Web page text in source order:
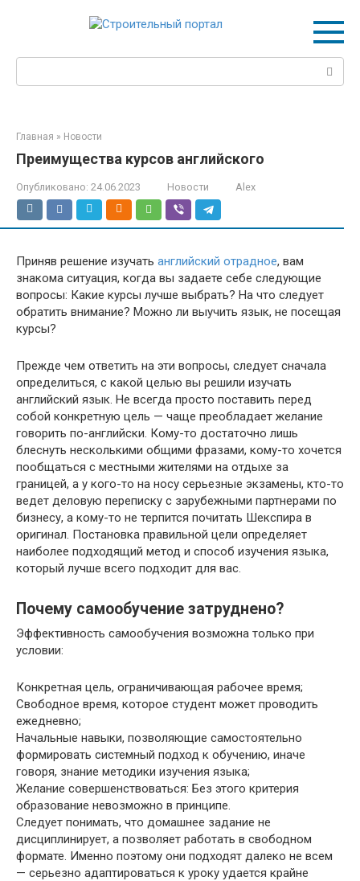
Поиск:
Главная » Новости
Преимущества курсов английского
Опубликовано: 24.06.2023 Новости Alex
Приняв решение изучать английский отрадное, вам
знакома ситуация, когда вы задаете себе следующие
вопросы: Какие курсы лучше выбрать? На что следует
обратить внимание? Можно ли выучить язык, не посещая
курсы?
Прежде чем ответить на эти вопросы, следует сначала
определиться, с какой целью вы решили изучать
английский язык. Не всегда просто поставить перед
собой конкретную цель — чаще преобладает желание
говорить по-английски. Кому-то достаточно лишь
блеснуть несколькими общими фразами, кому-то хочется
пообщаться с местными жителями на отдыхе за
границей, а у кого-то на носу серьезные экзамены, кто-то
ведет деловую переписку с зарубежными партнерами по
бизнесу, а кому-то не терпится почитать Шекспира в
оригинал. Постановка правильной цели определяет
наиболее подходящий метод и способ изучения языка,
который лучше всего подходит для вас.
Почему самообучение затруднено?
Эффективность самообучения возможна только при
условии:
Конкретная цель, ограничивающая рабочее время;
Свободное время, которое студент может проводить
ежедневно;
Начальные навыки, позволяющие самостоятельно
формировать системный подход к обучению, иначе
говоря, знание методики изучения языка;
Желание совершенствоваться: Без этого критерия
образование невозможно в принципе.
Следует понимать, что домашнее задание не
дисциплинирует, а позволяет работать в свободном
формате. Именно поэтому они подходят далеко не всем
— серьезно адаптироваться к уроку удается крайне